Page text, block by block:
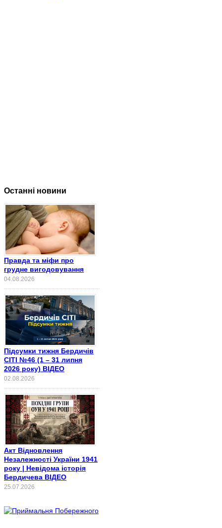
Останні новини
Правда та міфи про
грудне вигодовування
04.08.2026
Підсумки тижня Бердичів
СІТІ №46 (1 – 31 липня
2026 року) ВІДЕО
02.08.2026
Акт Відновлення
Незалежності України 1941
року | Невідома історія
Бердичева ВІДЕО
25.07.2026